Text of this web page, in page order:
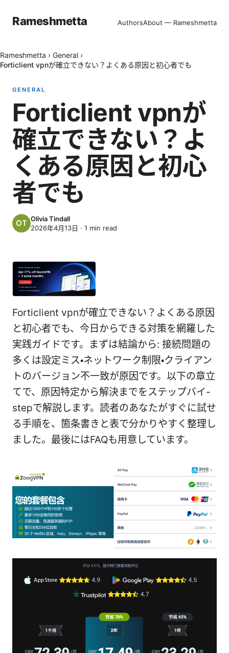
Rameshmetta AuthorsAbout — Rameshmetta
Rameshmetta › General ›
Forticlient vpnが確立できない？よくある原因と初心者でも
GENERAL
Forticlient vpnが
確立できない？よ
くある原因と初心
者でも
Olivia Tindall
2026年4月13日 · 1 min read
Forticlient vpnが確立できない？よくある原因
と初心者でも、今日からできる対策を網羅した
実践ガイドです。まずは結論から: 接続問題の
多くは設定ミス・ネットワーク制限・クライアン
トのバージョン不一致が原因です。以下の章立
てで、原因特定から解決までをステップバイ-
stepで解説します。読者のあなたがすぐに試せ
る手順を、箇条書きと表で分かりやすく整理し
ました。最後にはFAQも用意しています。